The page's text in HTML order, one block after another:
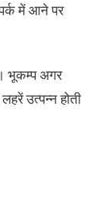
में आने पर
भूकम्प अगर
उत्पन्न होती